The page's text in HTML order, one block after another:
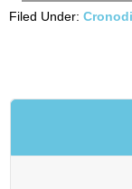
Filed Under: